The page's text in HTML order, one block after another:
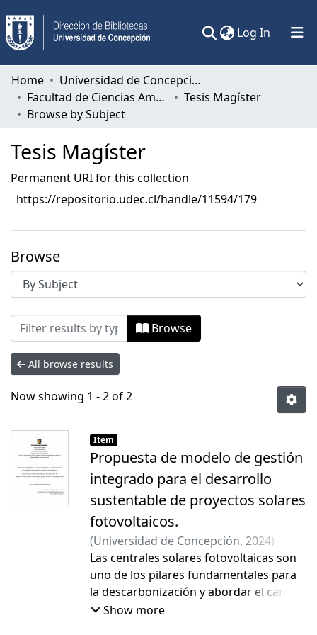
Log In (current)
Communities & Collections
All of DSpace
Home
Universidad de Concepción
Facultad de Ciencias Ambientales
Tesis Magíster
Browse by Subject
Tesis Magíster
Permanent URI for this collection
https://repositorio.udec.cl/handle/11594/179
Browse
Browsing Tesis Magíster by Subject
Browse
All browse results
Now showing 1 - 2 of 2
Item
Propuesta de modelo de gestión
integrado para el desarrollo
sustentable de proyectos solares
fotovoltaicos.
(Universidad de Concepción, 2024)
González Valdes, Paula Andrea;Jiménez
del Río, Jorge Rodrigo
Las centrales solares fotovoltaicas son
uno de los pilares fundamentales para
la descarbonización y abordar el cambio
climático gracias a su capacidad de
Show more